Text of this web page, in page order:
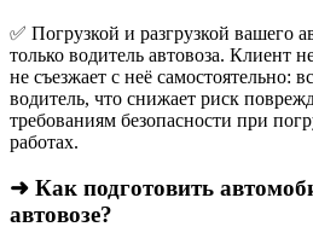
✅ Погрузкой и разгрузкой вашего
только водитель автовоза. Клиент
не съезжает с неё самостоятельно:
водитель, что снижает риск
требованиям безопасности при
работах.
➜ Как подготовить
автовозе?